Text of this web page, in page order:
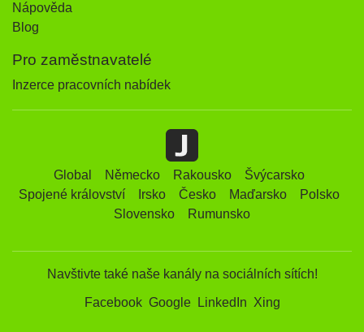
Nápověda
Blog
Pro zaměstnavatelé
Inzerce pracovních nabídek
Global Německo Rakousko
Švýcarsko
Spojené království
Irsko Česko Maďarsko
Polsko
Slovensko
Rumunsko
Navštivte také naše kanály na sociálních sítích!
Facebook Google LinkedIn Xing